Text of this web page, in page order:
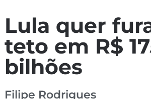
Lula quer
teto em R$
bilhões
Filipe Rodrigues